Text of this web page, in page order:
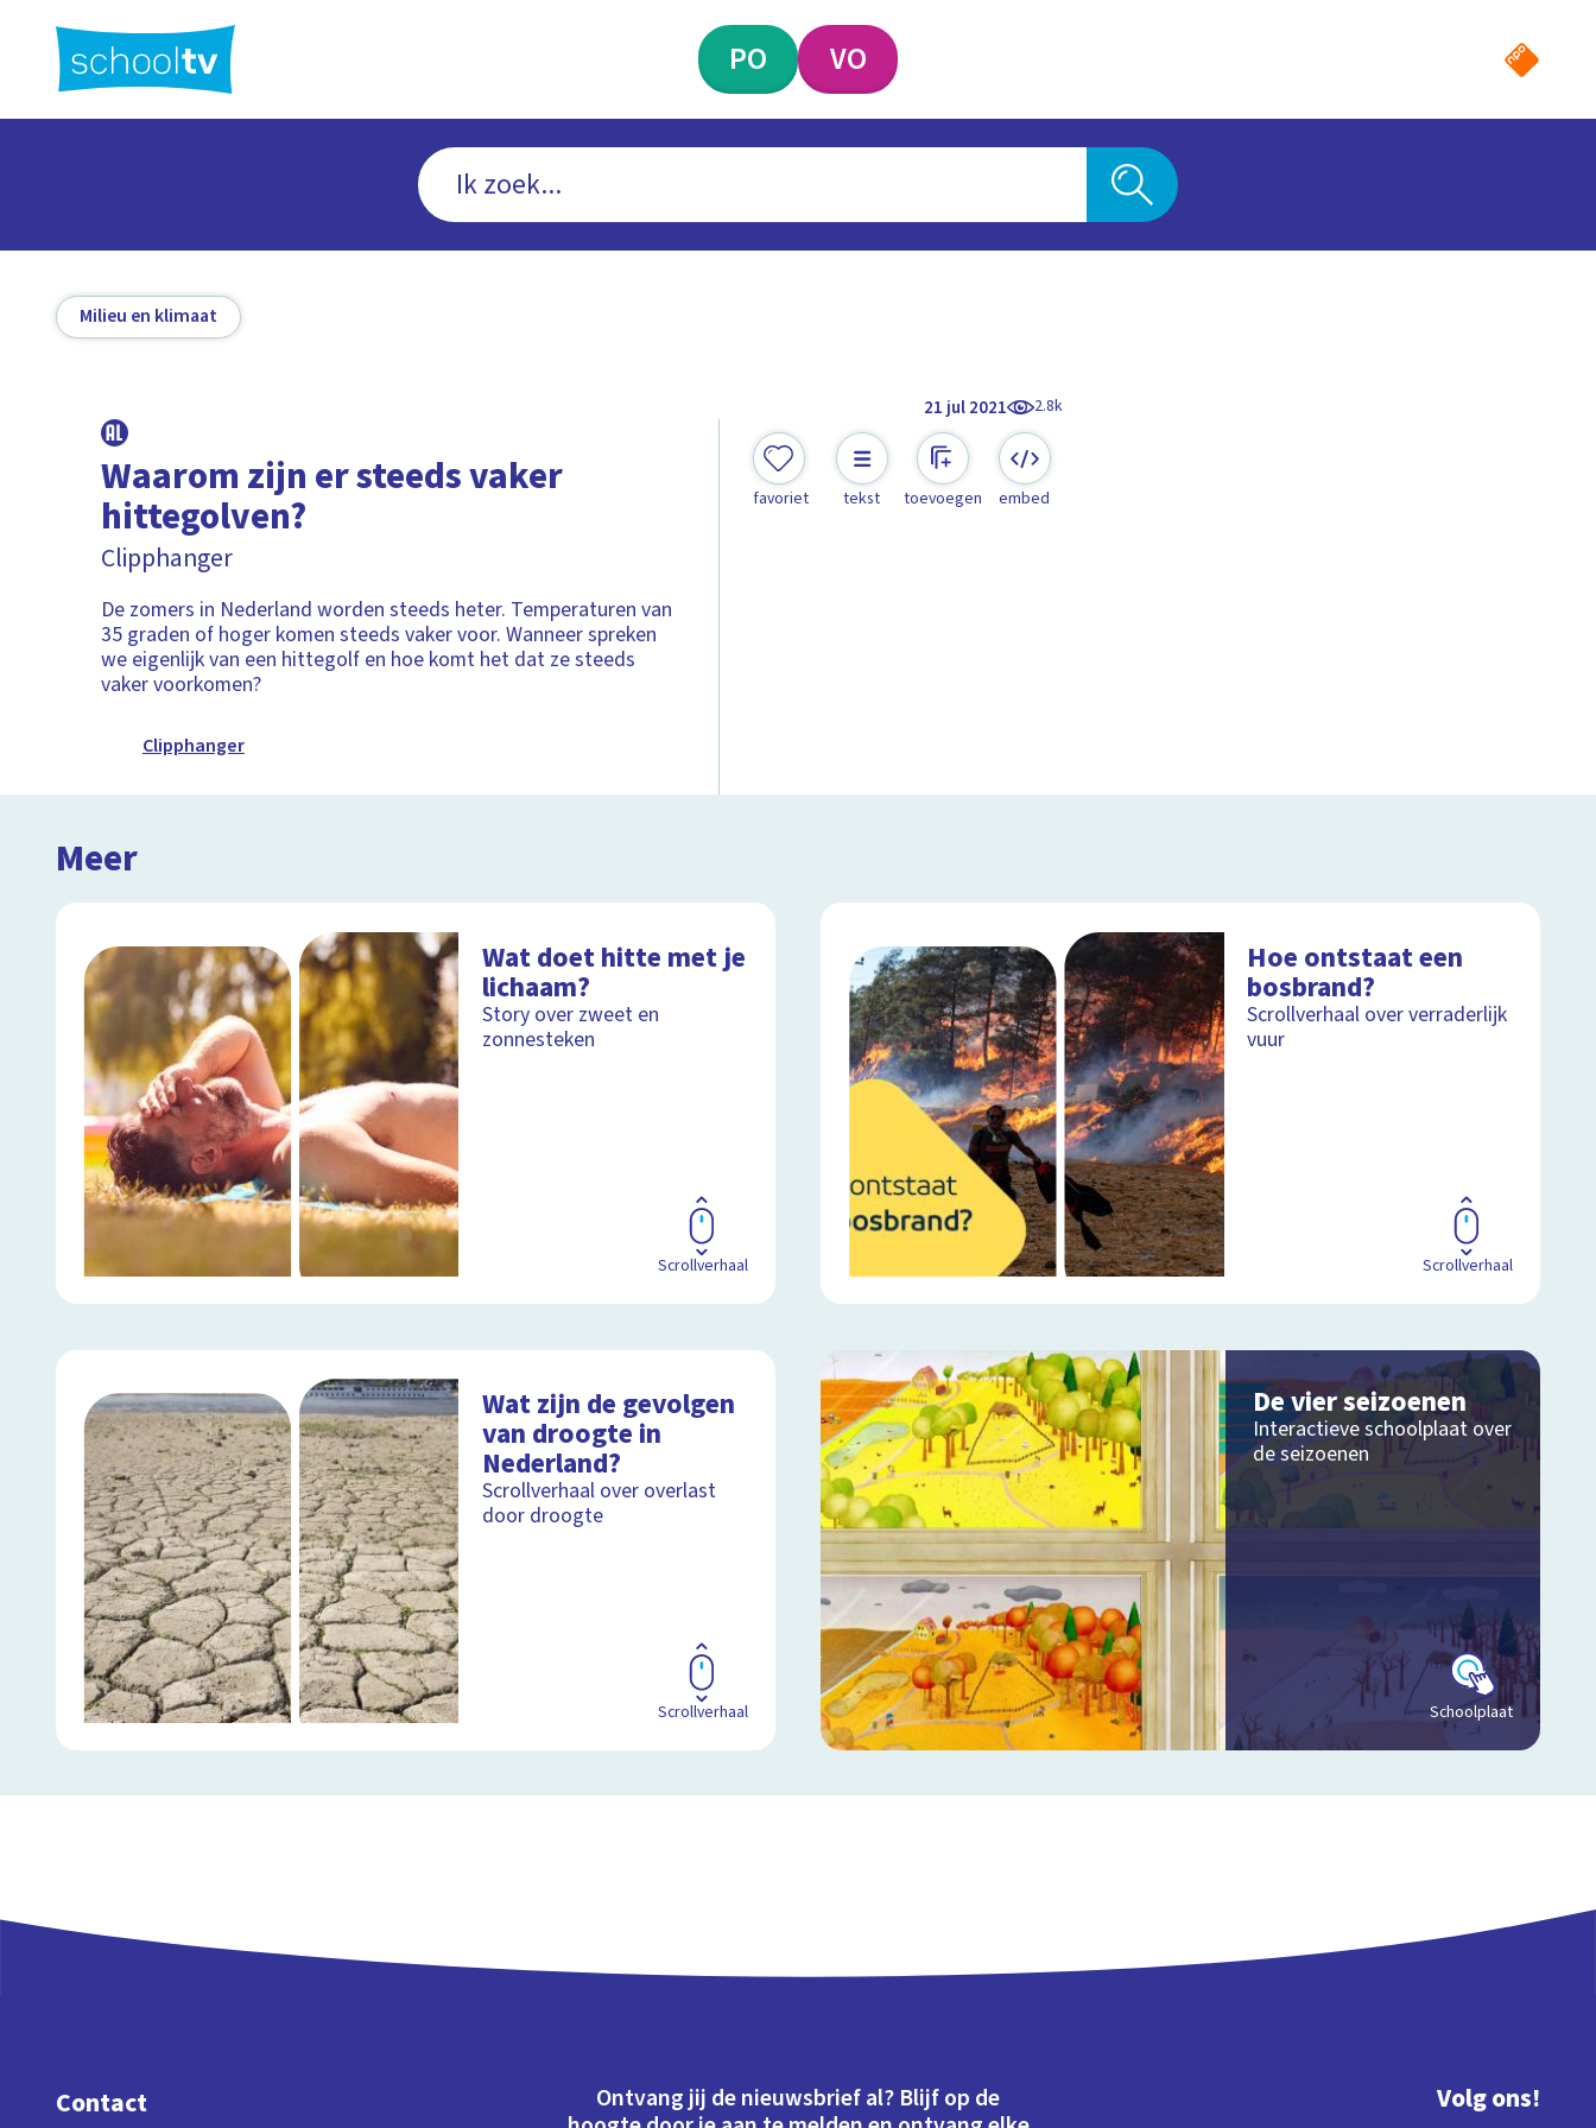
hoofdinhoud
PO VO
Milieu en klimaat
21 jul 2021 2.8k
Waarom zijn er steeds vaker
hittegolven?
Clipphanger
De zomers in Nederland worden steeds heter. Temperaturen van
35 graden of hoger komen steeds vaker voor. Wanneer spreken
we eigenlijk van een hittegolf en hoe komt het dat ze steeds
vaker voorkomen?
Clipphanger
favoriet tekst toevoegen embed
Meer
Wat doet hitte met je
lichaam?
Story over zweet en
zonnesteken
Scrollverhaal
Hoe ontstaat een
bosbrand?
Scrollverhaal over verraderlijk
vuur
Scrollverhaal
Wat zijn de gevolgen
van droogte in
Nederland?
Scrollverhaal over overlast
door droogte
Scrollverhaal
De vier seizoenen
Interactieve schoolplaat over
de seizoenen
Schoolplaat
Contact
Ontvang jij de nieuwsbrief al? Blijf op de
Volg ons!